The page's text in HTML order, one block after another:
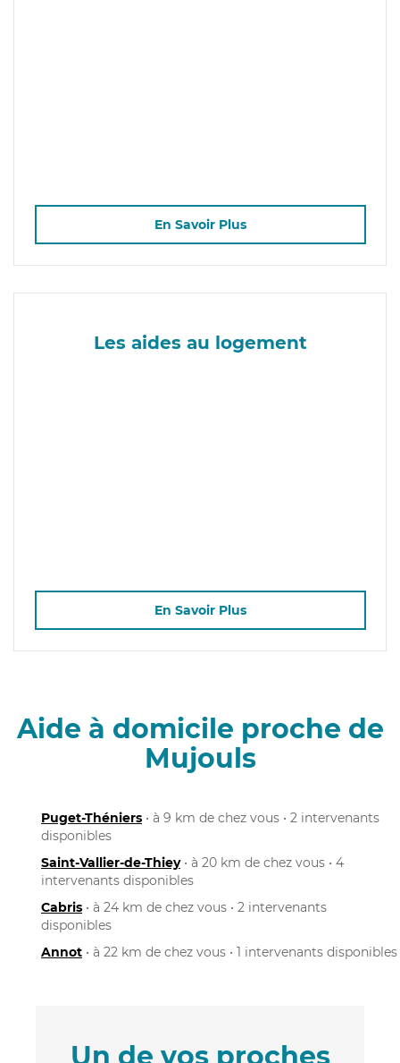
En Savoir Plus
Les aides au logement
En Savoir Plus
Aide à domicile proche de
Mujouls
Puget-Théniers • à 9 km de chez vous • 2 intervenants
disponibles
Saint-Vallier-de-Thiey• à 20 km de chez vous • 4
intervenants disponibles
Cabris • à 24 km de chez vous • 2 intervenants
disponibles
Annot • à 22 km de chez vous • 1 intervenants disponibles
Un de vos proches